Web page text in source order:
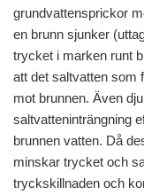
grundvattensprickor
en brunn sjunker
trycket i marken runt
att det saltvatten som
mot brunnen. Även
saltvatteninträngning
brunnen vatten. Då
minskar trycket och
tryckskillnaden och